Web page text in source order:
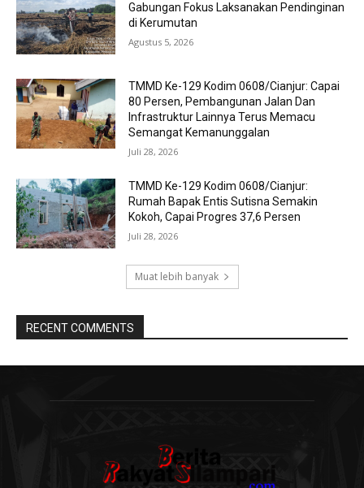
Gabungan Fokus Laksanakan Pendinginan
di Kerumutan
Agustus 5, 2026
TMMD Ke-129 Kodim 0608/Cianjur: Capai
80 Persen, Pembangunan Jalan Dan
Infrastruktur Lainnya Terus Memacu
Semangat Kemanunggalan
Juli 28, 2026
TMMD Ke-129 Kodim 0608/Cianjur:
Rumah Bapak Entis Sutisna Semakin
Kokoh, Capai Progres 37,6 Persen
Juli 28, 2026
Muat lebih banyak
RECENT COMMENTS